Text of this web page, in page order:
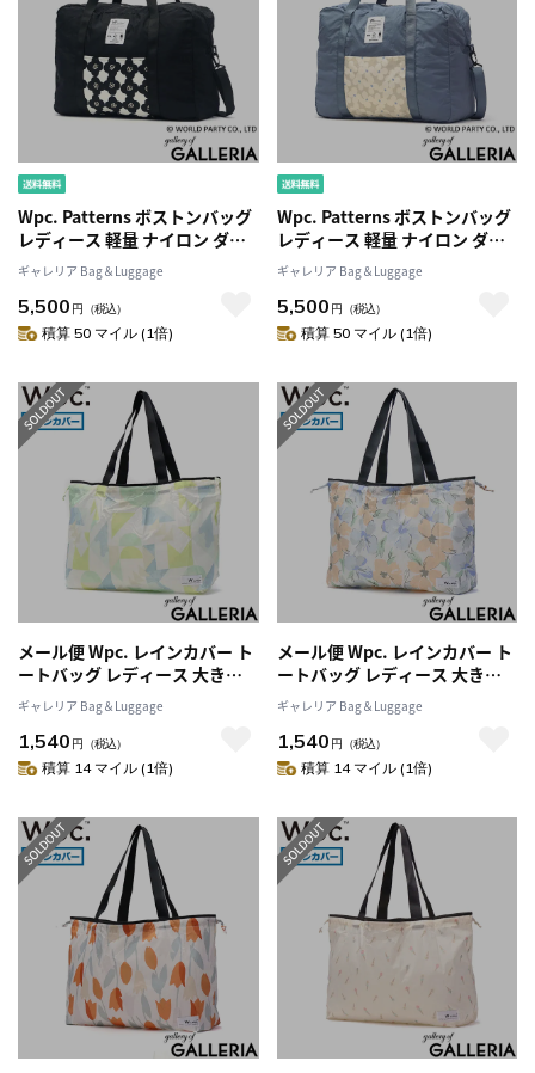
Wpc. Patterns ボストンバッグ
レディース 軽量 ナイロン ダブ
リュピーシー パターンズ 折り
たたみ 旅行 ブランド 3WAY バ
ッグ ショルダー 撥水 B4 A4 25L
パッカブル 収納 キャリーオン
ギャレリア Bag＆Luggage
5,500 円 （税込）
積算 50 マイル (1倍)
Wpc. Patterns ボストンバッグ
レディース 軽量 ナイロン ダブ
リュピーシー パターンズ 折り
たたみ 旅行 ブランド 3WAY バ
ッグ ショルダー 撥水 B4 A4 25L
パッカブル 収納 キャリーオン
ギャレリア Bag＆Luggage
5,500 円 （税込）
積算 50 マイル (1倍)
メール便 Wpc. レインカバー ト
ートバッグ レディース 大きめ
B4 A4 ダブリュピーシー エコバ
ッグ 折りたたみ 大容量 コンパ
クト ブランド 軽量 横 かわいい
おしゃれ 撥水 2WAY パッカブル
ギャレリア Bag＆Luggage
1,540 円 （税込）
積算 14 マイル (1倍)
メール便 Wpc. レインカバー ト
ートバッグ レディース 大きめ
B4 A4 ダブリュピーシー エコバ
ッグ 折りたたみ 大容量 コンパ
クト ブランド 軽量 横 かわいい
おしゃれ 撥水 2WAY パッカブル
ギャレリア Bag＆Luggage
1,540 円 （税込）
積算 14 マイル (1倍)